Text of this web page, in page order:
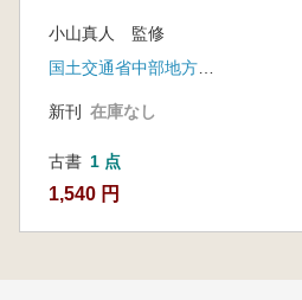
小山真人 監修
新刊 在庫なし
古書 1 点
1,540 円